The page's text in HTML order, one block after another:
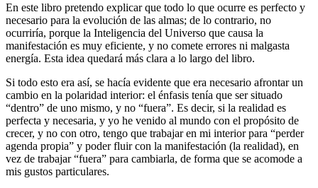
En este libro pretendo explicar que todo lo que ocurre es perfecto y
necesario para la evolución de las almas; de lo contrario, no
ocurriría, porque la Inteligencia del Universo que causa la
manifestación es muy eficiente, y no comete errores ni malgasta
energía. Esta idea quedará más clara a lo largo del libro.
Si todo esto era así, se hacía evidente que era necesario afrontar un
cambio en la polaridad interior: el énfasis tenía que ser situado
“dentro” de uno mismo, y no “fuera”. Es decir, si la realidad es
perfecta y necesaria, y yo he venido al mundo con el propósito de
crecer, y no con otro, tengo que trabajar en mi interior para “perder
agenda propia” y poder fluir con la manifestación (la realidad), en
vez de trabajar “fuera” para cambiarla, de forma que se acomode a
mis gustos particulares.